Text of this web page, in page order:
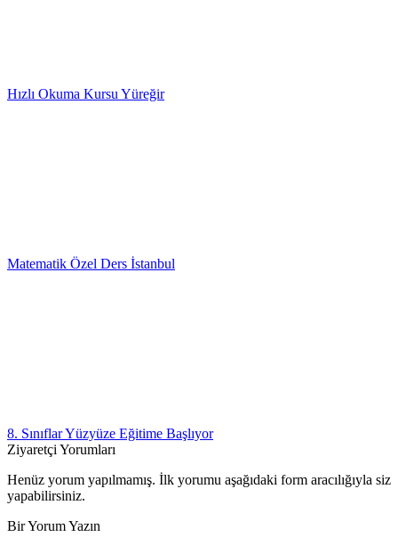
Hızlı Okuma Kursu Yüreğir
Matematik Özel Ders İstanbul
8. Sınıflar Yüzyüze Eğitime Başlıyor
Ziyaretçi Yorumları
Henüz yorum yapılmamış. İlk yorumu aşağıdaki form aracılığıyla siz
yapabilirsiniz.
Bir Yorum Yazın